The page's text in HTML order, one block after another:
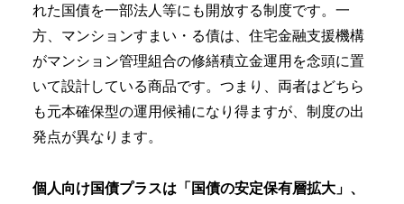
れた国債を一部法人等にも開放する制度です。一
方、マンションすまい・る債は、住宅金融支援機構
がマンション管理組合の修繕積立金運用を念頭に置
いて設計している商品です。つまり、両者はどちら
も元本確保型の運用候補になり得ますが、制度の出
発点が異なります。
個人向け国債プラスは「国債の安定保有層拡大」、